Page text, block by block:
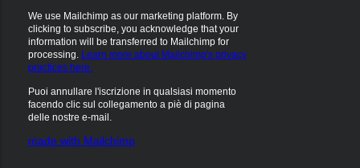
We use Mailchimp as our marketing platform. By
clicking to subscribe, you acknowledge that your
information will be transferred to Mailchimp for
processing. Learn more about Mailchimp's privacy
practices here.
Puoi annullare l'iscrizione in qualsiasi momento
facendo clic sul collegamento a piè di pagina
delle nostre e-mail.
made with Mailchimp